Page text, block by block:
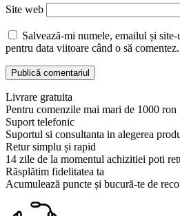
Site web
Salvează-mi numele, emailul și
pentru data viitoare când o să comentez.
Livrare gratuita
Pentru comenzile mai mari de 1000 ron
Suport telefonic
Suportul si consultanta in alegerea
Retur simplu și rapid
14 zile de la momentul achizitiei poti
Răsplătim fidelitatea ta
Acumulează puncte și bucură-te de